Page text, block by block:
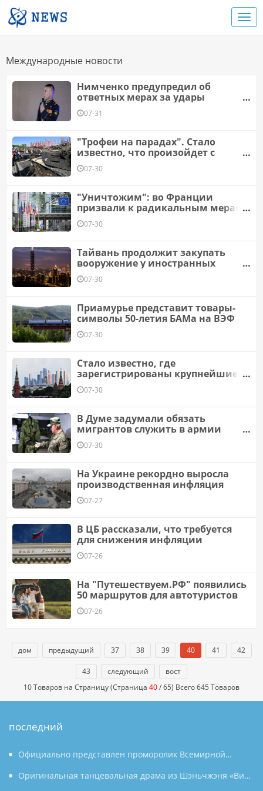
Международные новости
Нимченко предупредил об
ответных мерах за удары
западным оружием по России
07-31
"Трофеи на парадах". Стало
известно, что произойдет с
главным оружием ВСУ
07-30
"Уничтожим": во Франции
призвали к радикальным мерам
из-за России
07-30
Тайвань продолжит закупать
вооружение у иностранных
государств
07-30
Приамурье представит товары-
символы 50-летия БАМа на ВЭФ
07-30
Стало известно, где
зарегистрированы крупнейшие
российские компании
07-30
В Думе задумали обязать
мигрантов служить в армии
по два года
07-30
На Украине рекордно выросла
производственная инфляция
07-27
В ЦБ рассказали, что требуется
для снижения инфляции
07-26
На "Путешествуем.РФ" появились
50 маршрутов для автотуристов
07-26
дом предыдущий 37 38 39 40 41 42
43 следующий
вост
10 Товаров на Страницу (Страница 40/ 65) Всего 645 Товаров
последний
Официально представлен проморолик Всемирной
конференции по производству 2026 года: Аньхой
Оригинальная танцевальная драма из Шэньчжэня «Вин